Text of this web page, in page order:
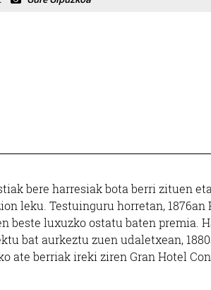
bere harresiak bota berri zituen
leku. Testuinguru horretan,
beste luxuzko ostatu baten premia.
bat aurkeztu zuen udaletxean,
ate berriak ireki ziren Gran Hotel